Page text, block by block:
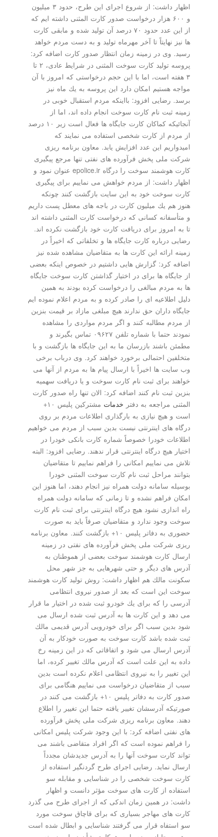
اظهار داشت: از شروع اجرای این طرح، حدود ۳ میلیون
و ۶۰۰ هزار درخواست صدور كارت المثنی داشته ایم كه
از این عدد حدود ۷۰ درصد آن تولید شده و مابقی كارت
ها نیز نهایتاً تا آخر مهرماه تولید و به دست مردم خواهد
رسید. وی در زمینه زمان انتظار صدور كارت اضافه كرد:
پروسه تولید كارت سوخت المثنی در شرایط عادی، ۲ تا
۳ هفته است، اما با این حجم درخواستی كه امروز با آن
مواجه هستیم امكان دارد این پروسه به یك ماه نیز
برسد. رضایی افزود: بااینكه مردم استقبال خوبی در
زمینه ثبت نام كارت سوخت انجام داده اند، اما از
آنجائیكه كماكان كارت جایگاه ها فعال است زیر ۱۰ درصد
از مردم از كارت شخصی استفاده می نمایند كه
امیدواریم این عدد افزایش یابد. معاون برنامه ریزی
شركت ملی پخش فرآورده های نفتی تنها مرجع پیگیری
كارت هوشمند سوخت را درگاه epolice.ir عنوان نمود و
اظهار داشت: از مردم خواهش می نماییم برای پیگیری
كارت سوخت خود به این سایت بازگشت كنند چونكه
هنوز هم یك میلیون كارت در باجه های معطل پست داریم
و متأسفانه كسانی كه درخواست كارت المثنی داشته اند
تا به امروز برای دریافت كارت خود بازگشت نكرده اند.
رضایی درباره كارت جایگاه ها و تخلفاتی كه اخیراً در
زمینه ارائه این كارت ها به متقاضیان مشاهده شده نیز
اضافه كرد: گزارش هایی داشتیم در خصوص اینكه بعضی
از جایگاه ها برای در اختیار گذاشتن كارت سوخت جایگاه
ها به مردم مبالغی را درخواست كرده بودند به همین
دلیل اطلاعیه ای را صادر كرده و به مردم اعلام نموده ایم
جایگاه داران حق ندارند هیچ مبلغی مازاد بر قیمت بنزین
از مردم مطالبه كنند و اگر مردم مواردی را مشاهده
نمودند حتما با شماره تلفن ۰۹۶۲۷ تماس بگیرند و
مطمئن باشند بازرسان ما به این جایگاه ها بازگشت و با
متخلفین احتمالی برخورد خواهند كرد. وی درباب برخی
وب سایت ها اخیراً با ارسال پیام ها به مردم از آنها می
خواهند برای ثبت نام كارت سوخت و یا دریافت سهمیه
بنزین ثبت نام كنند اضافه كرد: الان تنها راه صدور كارت
المثنی مراجعه به دفتر خدمات
مشتركین پلیس ۱۰+
است و هیچ نیازی به بارگذاری اطلاعات مردم بر روی
درگاه های اینترنتی نیست بدین سبب از مردم می خواهیم
اطلاعات خودرا خصوصاً شماره كارت بانكی خودرا در
اختیار هیچ درگاه اینترنتی قرار ندهند. رضایی افزود: البته
تلاش می نماییم امكانی را فراهم نماییم تا متقاضیان
بتوانند مراحل ثبت نام كارت سوخت المثنی خودرا
بوسیله سامانه دولت همراه نیز انجام دهند، اما هنوز این
امكان فراهم نشده و تا زمانی كه سامانه دولت همراه
راه اندازی نشود هیچ درگاه اینترنتی برای ثبت نام كارت
سوخت وجود ندارد و متقاضیان صرفاً باید به صورت
حضوری به دفاتر پلیس ۱۰+ بازگشت كنند. معاون برنامه
ریزی شركت ملی پخش فرآورده های نفتی در زمینه
ارسال كارت هوشمند سوخت بعضی از هموطنان به
آدرس های دیگر و حتی شهرهایی به جز شهر محل
سكونت مالك هم اظهار داشت: روش تولید كارت هوشمند
سوخت این است كه بعد از صدور نیروی انتظامی
آدرسی را كه برای یك خودرو ثبت شده در اختیار ما قرار
می دهد و این كارت ها به آدرس ثبت شده ارسال می
شود بدین سبب اگر برای خودرویی آدرس قدیمی مالك
ثبت شده باشد كارت سوخت به صورت خودكار به آن
آدرس ارسال می شود و اتفاقاتی كه در این زمینه رخ
داده به این علت است كه آدرس مالك تغییر كرده، اما
این تغییر را به نیروی انتظامی اعلام نكرده است بدین
سبب از متقاضیان درخواست می نماییم هنگامی برای
صدور كارت به دفاتر پلیس ۱۰+ بازگشت می كنند در
صورتیكه آدرسشان تغییر یافته حتما این تغییر را اطلاع
دهند. معاون برنامه ریزی شركت ملی پخش فرآورده
های نفتی اضافه كرد: با این وجود شركت پلیس امكانی
را فراهم نموده است كه اگر افراد متقاضی باشند می
تواند كارت سوخت آنها را به آدرس جدیدشان مجدداً
ارسال نماید. رضایی اجرای طرح گردنگیر استفاده از
كارت سوخت شخصی را در شناسایی و مقابله سو
استفاده از كارت های سوخت مؤثر دانست و اظهار
داشت: در همین زمان اندكی كه از اجرای طرح می گذرد
كارت های مهاجر بسیاری كه برای قاچاق سوخت مورد
سو استفاه قرار می گرفتند شناسایی و ابطال شده است